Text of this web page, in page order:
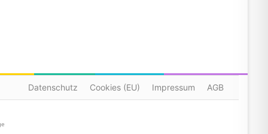
Datenschutz Cookies (EU) Impressum AGB